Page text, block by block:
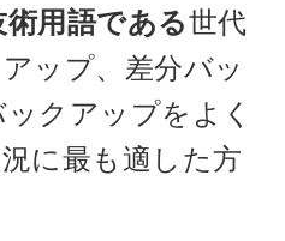
用語である世代
ップ、差分バッ
クアップをよく
に最も適した方